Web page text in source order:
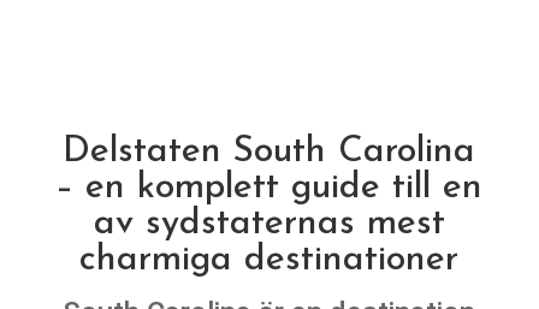
Delstaten South Carolina
– en komplett guide till en
av sydstaternas mest
charmiga destinationer